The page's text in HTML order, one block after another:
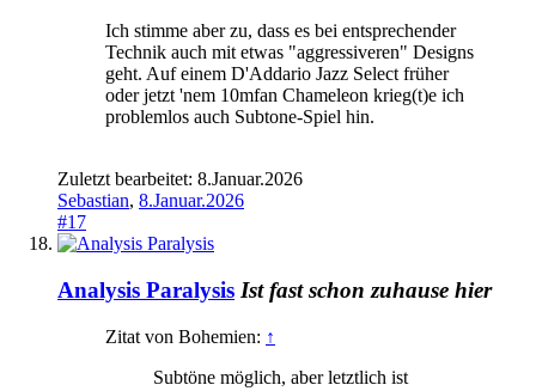
Ich stimme aber zu, dass es bei entsprechender
Technik auch mit etwas "aggressiveren" Designs
geht. Auf einem D'Addario Jazz Select früher
oder jetzt 'nem 10mfan Chameleon krieg(t)e ich
problemlos auch Subtone-Spiel hin.
Zuletzt bearbeitet: 8.Januar.2026
Sebastian, 8.Januar.2026
#17
Analysis Paralysis Ist fast schon zuhause hier
Zitat von Bohemien: ↑
Subtöne möglich, aber letztlich ist